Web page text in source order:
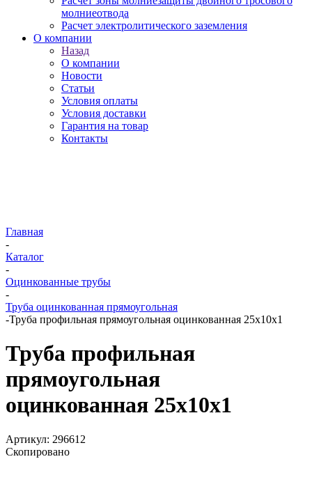
молниеотвода
Расчет электролитического заземления
О компании
Назад
О компании
Новости
Статьи
Условия оплаты
Условия доставки
Гарантия на товар
Контакты
Главная
-
Каталог
-
Оцинкованные трубы
-
Труба оцинкованная прямоугольная
-Труба профильная прямоугольная оцинкованная 25х10х1
Труба профильная
прямоугольная
оцинкованная 25х10х1
Артикул: 296612
Скопировано